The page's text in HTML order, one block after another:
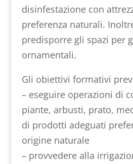
disinfestazione con
preferenza naturali.
predisporre gli spazi per
ornamentali.
Gli obiettivi formativi
– eseguire operazioni di
piante, arbusti, prato,
di prodotti adeguati
origine naturale
– provvedere alla